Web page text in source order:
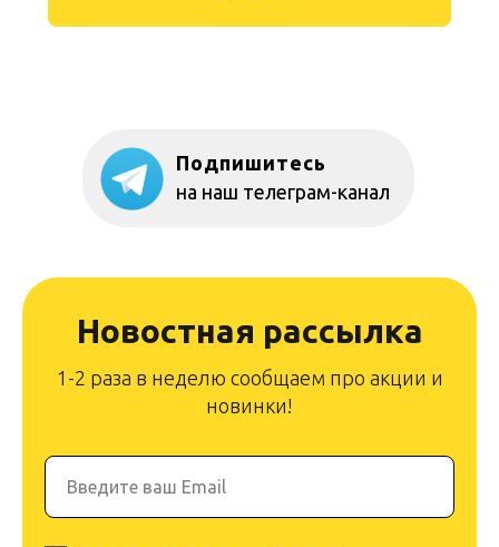
Подпишитесь
на наш телеграм-канал
Новостная рассылка
1-2 раза в неделю сообщаем про акции и
новинки!
Введите ваш Email